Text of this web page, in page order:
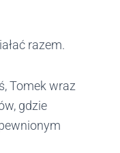
razem.
Tomek wraz
gdzie